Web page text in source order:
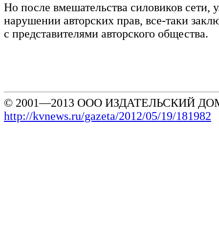
Но после вмешательства силовиков сети,
нарушении авторских прав, все-таки
с представителями авторского общества.
© 2001—2013 ООО ИЗДАТЕЛЬСКИЙ
http://kvnews.ru/gazeta/2012/05/19/181982